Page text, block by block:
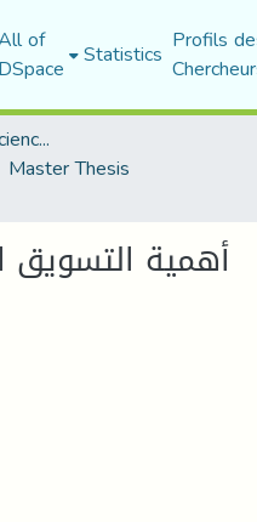
of
DSpace Statistics Profils
Faculty of Economic Sciences, Commerce and Management Sciences
Master Thesis
أهمية التسويق